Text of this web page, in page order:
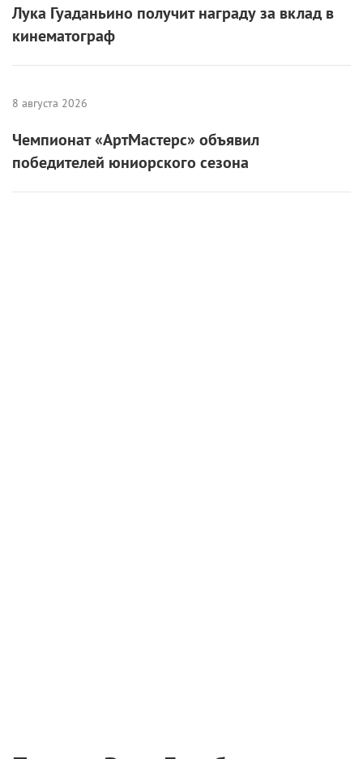
Лука Гуаданьино получит награду за вклад в
кинематограф
8 августа 2026
Чемпионат «АртМастерс» объявил
победителей юниорского сезона